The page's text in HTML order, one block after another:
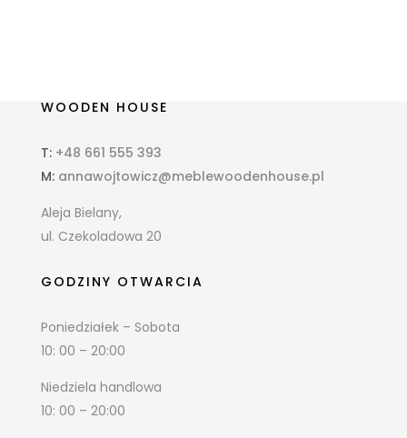
WOODEN HOUSE
T: +48 661 555 393
M: annawojtowicz@meblewoodenhouse.pl
Aleja Bielany,
ul. Czekoladowa 20
GODZINY OTWARCIA
Poniedziałek – Sobota
10: 00 – 20:00
Niedziela handlowa
10: 00 – 20:00